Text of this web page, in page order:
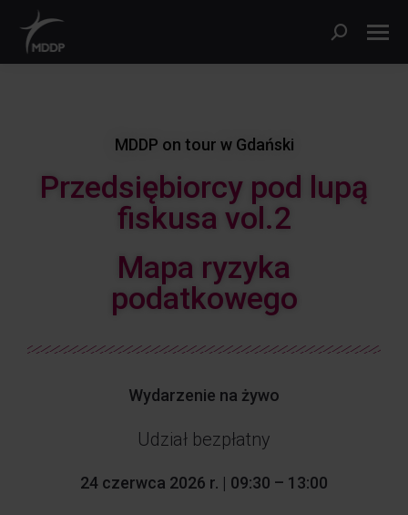
MDDP on tour w Gdański
Przedsiębiorcy pod lupą
fiskusa vol.2
Mapa ryzyka
podatkowego
Wydarzenie na żywo
Udział bezpłatny
24 czerwca 2026 r. | 09:30 – 13:00